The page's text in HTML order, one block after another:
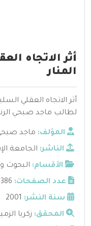
أثر الاتجاه
المنار
أثر الاتجاه العقلي
لطالب ماجد صبحي
المؤلف: ماجد
الناشر: الجامعة
الأقسام: البحوث
عدد الصفحات: 386
سنة النشر: 2001
المحقق: زكريا